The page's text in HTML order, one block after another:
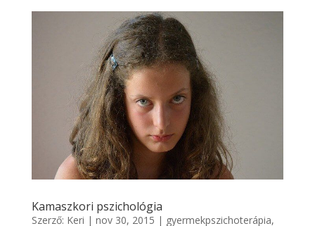
Kamaszkori pszichológia
Szerző: Keri | nov 30, 2015 | gyermekpszichoterápia,